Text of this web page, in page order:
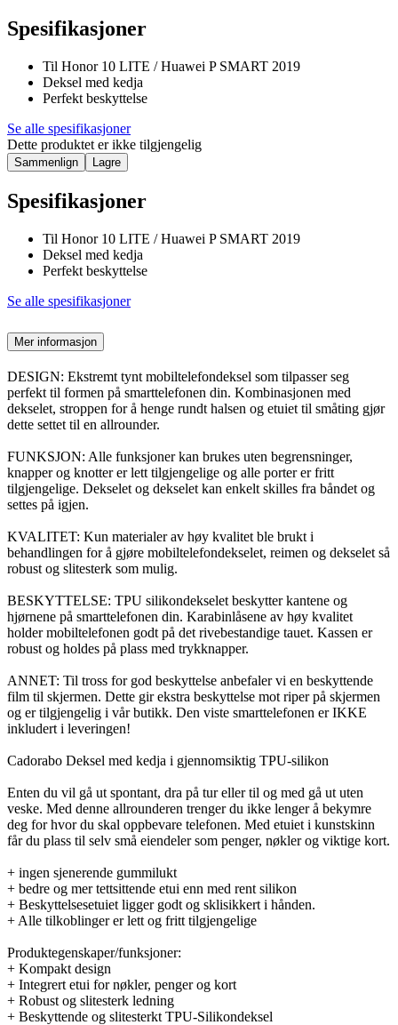
Spesifikasjoner
Til Honor 10 LITE / Huawei P SMART 2019
Deksel med kedja
Perfekt beskyttelse
Se alle spesifikasjoner
Dette produktet er ikke tilgjengelig
Sammenlign Lagre
Spesifikasjoner
Til Honor 10 LITE / Huawei P SMART 2019
Deksel med kedja
Perfekt beskyttelse
Se alle spesifikasjoner
Mer informasjon
DESIGN: Ekstremt tynt mobiltelefondeksel som tilpasser seg
perfekt til formen på smarttelefonen din. Kombinasjonen med
dekselet, stroppen for å henge rundt halsen og etuiet til småting gjør
dette settet til en allrounder.
FUNKSJON: Alle funksjoner kan brukes uten begrensninger,
knapper og knotter er lett tilgjengelige og alle porter er fritt
tilgjengelige. Dekselet og dekselet kan enkelt skilles fra båndet og
settes på igjen.
KVALITET: Kun materialer av høy kvalitet ble brukt i
behandlingen for å gjøre mobiltelefondekselet, reimen og dekselet så
robust og slitesterk som mulig.
BESKYTTELSE: TPU silikondekselet beskytter kantene og
hjørnene på smarttelefonen din. Karabinlåsene av høy kvalitet
holder mobiltelefonen godt på det rivebestandige tauet. Kassen er
robust og holdes på plass med trykknapper.
ANNET: Til tross for god beskyttelse anbefaler vi en beskyttende
film til skjermen. Dette gir ekstra beskyttelse mot riper på skjermen
og er tilgjengelig i vår butikk. Den viste smarttelefonen er IKKE
inkludert i leveringen!
Cadorabo Deksel med kedja i gjennomsiktig TPU-silikon
Enten du vil gå ut spontant, dra på tur eller til og med gå ut uten
veske. Med denne allrounderen trenger du ikke lenger å bekymre
deg for hvor du skal oppbevare telefonen. Med etuiet i kunstskinn
får du plass til selv små eiendeler som penger, nøkler og viktige kort.
+ ingen sjenerende gummilukt
+ bedre og mer tettsittende etui enn med rent silikon
+ Beskyttelsesetuiet ligger godt og sklisikkert i hånden.
+ Alle tilkoblinger er lett og fritt tilgjengelige
Produktegenskaper/funksjoner:
+ Kompakt design
+ Integrert etui for nøkler, penger og kort
+ Robust og slitesterk ledning
+ Beskyttende og slitesterkt TPU-Silikondeksel